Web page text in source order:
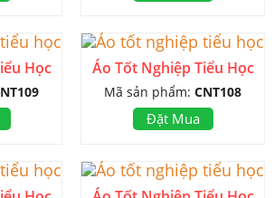
Học Áo Tốt Nghiệp Tiểu Học
Mã sản phẩm: CNT108
Đặt Mua